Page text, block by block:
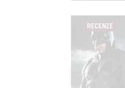
RECENZE